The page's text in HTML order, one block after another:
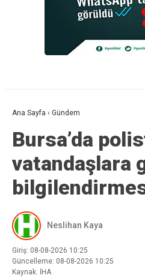
Ana Sayfa › Gündem
Bursa’da
vatandaşlara
Neslihan Kaya
Giriş: 08-08-2026 10:25
Güncelleme: 08-08-2026 10:25
Kaynak: İHA